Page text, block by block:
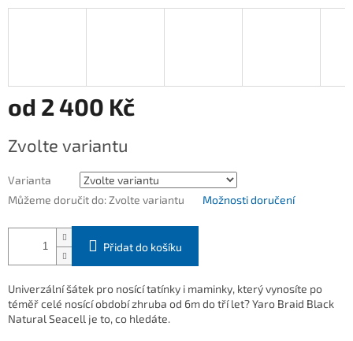
od 2 400 Kč
cena:
Zvolte variantu
Varianta
Můžeme doručit do: Zvolte variantu Možnosti doručení
Přidat do košíku
Univerzální šátek pro nosící tatínky i maminky, který vynosíte po
téměř celé nosící období zhruba od 6m do tří let? Yaro Braid Black
Natural Seacell je to, co hledáte.